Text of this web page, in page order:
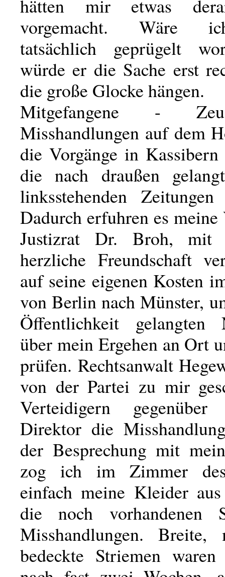
hätten mir etwas
vorgemacht. Wäre
tatsächlich geprügelt
würde er die Sache erst
die große Glocke hängen.
Mitgefangene -
Misshandlungen auf dem
die Vorgänge in Kassibern
die nach draußen
linksstehenden Zeitungen
Dadurch erfuhren es
Justizrat Dr. Broh, mit
herzliche Freundschaft
auf seine eigenen Kosten
von Berlin nach Münster,
Öffentlichkeit gelangten
über mein Ergehen an Ort
prüfen. Rechtsanwalt
von der Partei zu mir
Verteidigern
Direktor die
der Besprechung mit
zog ich im Zimmer
einfach meine Kleider
die noch vorhandenen
Misshandlungen.
bedeckte Striemen